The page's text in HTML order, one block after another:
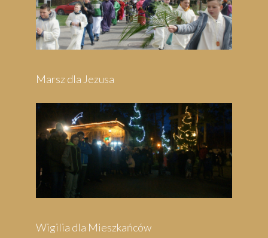
Pielgrzymka do Swarzewa
Festyn Parafialny